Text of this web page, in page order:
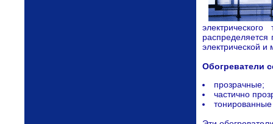
электрической
Обогреватели
прозрачные;
частично